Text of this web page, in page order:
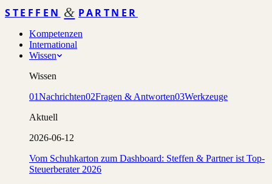
STEFFEN & PARTNER
Kompetenzen
International
Wissen
Wissen
01Nachrichten02Fragen & Antworten03Werkzeuge
Aktuell
2026-06-12
Vom Schuhkarton zum Dashboard: Steffen & Partner ist Top-
Steuerberater 2026